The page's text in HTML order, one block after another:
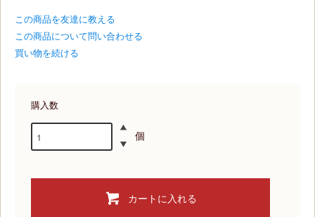
この商品を友達に教える
この商品について問い合わせる
買い物を続ける
購入数
個
カートに入れる